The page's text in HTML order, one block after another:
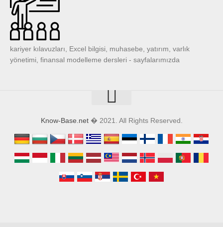
kariyer kılavuzları, Excel bilgisi, muhasebe, yatırım, varlık
yönetimi, finansal modelleme dersleri - sayfalarımızda
Know-Base.net� 2021. All Rights Reserved.